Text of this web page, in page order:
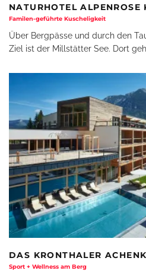
NATURHOTEL ALPENROSE
Familen-geführte Kuscheligkeit
Über Bergpässe und durch den
Ziel ist der Millstätter See. Dort
DAS KRONTHALER
Sport + Wellness am Berg